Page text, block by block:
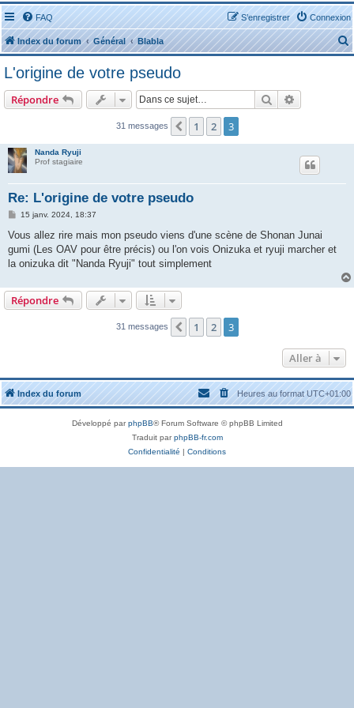
FAQ Connexion
S’enregistrer
Index du forum Général Blabla
e
L'origine de votre pseudo
Répondre Rechercher
31 messages Précédente
1 2 3
Nanda Ryuji
Prof stagiaire
Re: L'origine de votre pseudo
M
s
a
g
15 janv. 2024, 18:37
Vous allez rire mais mon pseudo viens d'une scène de Shonan Junai
gumi (Les OAV pour être précis) ou l'on vois Onizuka et ryuji marcher et
la onizuka dit "Nanda Ryuji" tout simplement
Répondre
31 messages Précédente
1 2 3
Aller à
Index du forum Heures au formatUTC+01:00
Développé parphpBB® Forum Software © phpBB Limited
Traduit parphpBB-fr.com
Confidentialité | Conditions